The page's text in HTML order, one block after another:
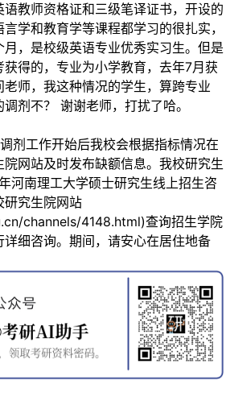
教师资格证和三级笔译证书，开设的
学和教育学等课程都学习的很扎实，
，是校级英语专业优秀实习生。但是
得的，专业为小学教育，去年7月获
师，我这种情况的学生，算跨专业
剂不？ 谢谢老师，打扰了哈。
剂工作开始后我校会根据指标情况在
网站及时发布缺额信息。我校研究生
河南理工大学硕士研究生线上招生咨
研究生院网站
channels/4148.html)查询招生学院
细咨询。期间，请安心在居住地备